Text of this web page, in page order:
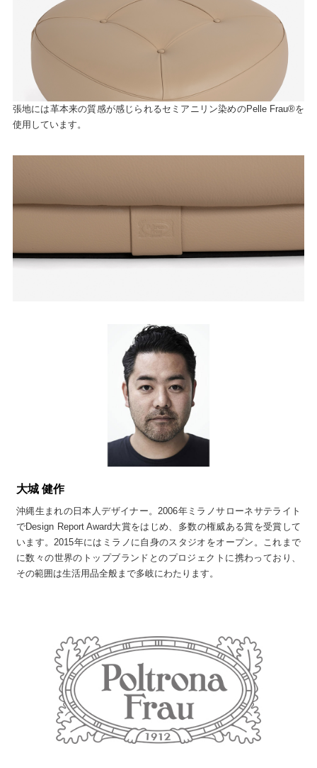
張地には革本来の質感が感じられるセミアニリン染めのPelle Frau®を
使用しています。
大城 健作
沖縄生まれの日本人デザイナー。2006年ミラノサローネサテライト
でDesign Report Award大賞をはじめ、多数の権威ある賞を受賞して
います。2015年にはミラノに自身のスタジオをオープン。これまで
に数々の世界のトップブランドとのプロジェクトに携わっており、
その範囲は生活用品全般まで多岐にわたります。